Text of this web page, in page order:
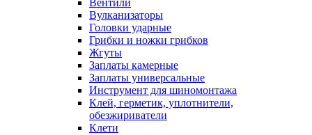
Вентили
Вулканизаторы
Головки ударные
Грибки и ножки грибков
Жгуты
Заплаты камерные
Заплаты универсальные
Инструмент для шиномонтажа
Клей, герметик, уплотнители,
обезжириватели
Клети